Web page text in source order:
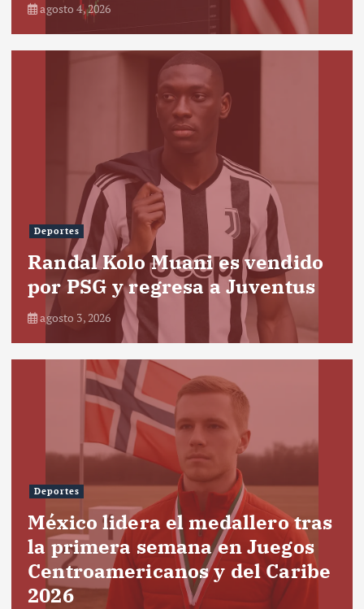
agosto 4, 2026
Deportes
Randal Kolo Muani es vendido
por PSG y regresa a Juventus
agosto 3, 2026
Deportes
México lidera el medallero tras
la primera semana en Juegos
Centroamericanos y del Caribe
2026